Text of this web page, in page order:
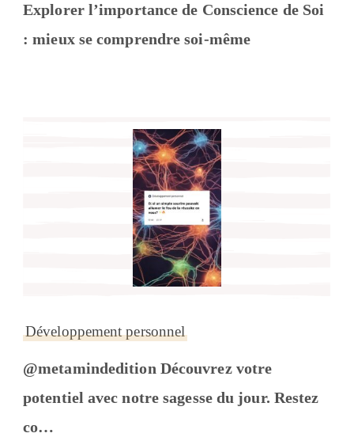
Explorer l’importance de Conscience de Soi
: mieux se comprendre soi-même
Développement personnel
@metamindedition Découvrez votre
potentiel avec notre sagesse du jour. Restez
co…